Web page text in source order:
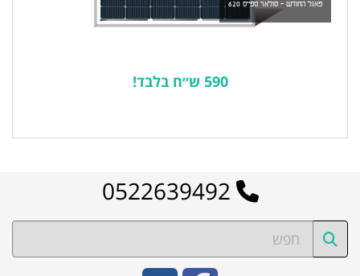
פאנל החודש - סולאר ספייס 620
590 ש״ח בלבד!